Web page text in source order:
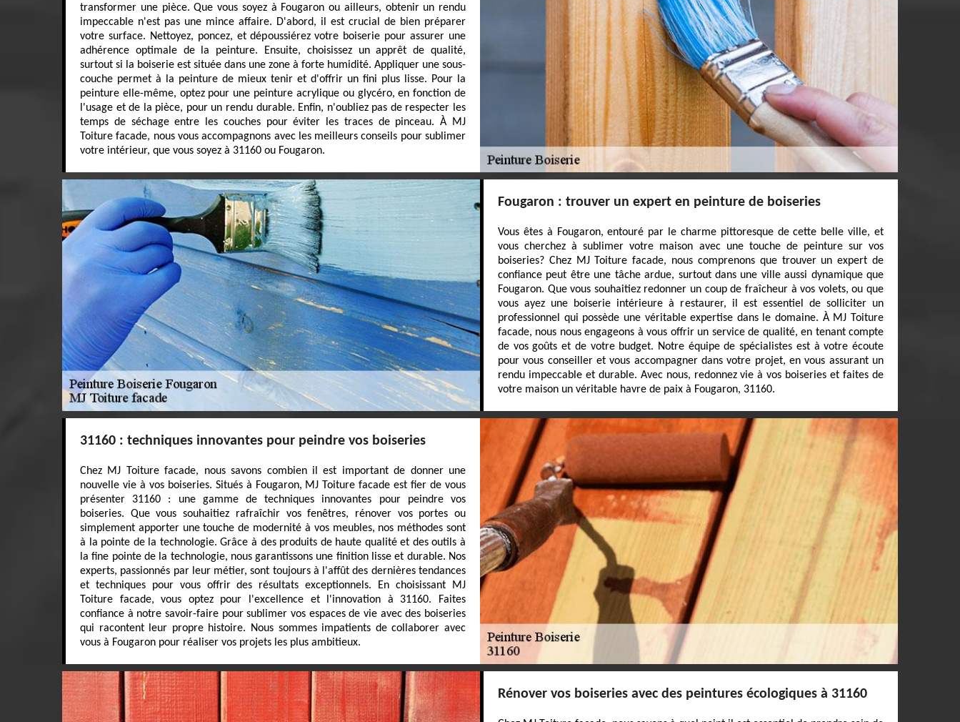
transformer une pièce. Que vous soyez à Fougaron ou ailleurs, obtenir un rendu
impeccable n'est pas une mince affaire. D'abord, il est crucial de bien préparer
votre surface. Nettoyez, poncez, et dépoussiérez votre boiserie pour assurer une
adhérence optimale de la peinture. Ensuite, choisissez un apprêt de qualité,
surtout si la boiserie est située dans une zone à forte humidité. Appliquer une sous-
couche permet à la peinture de mieux tenir et d'offrir un fini plus lisse. Pour la
peinture elle-même, optez pour une peinture acrylique ou glycéro, en fonction de
l'usage et de la pièce, pour un rendu durable. Enfin, n'oubliez pas de respecter les
temps de séchage entre les couches pour éviter les traces de pinceau. À MJ
Toiture facade, nous vous accompagnons avec les meilleurs conseils pour sublimer
votre intérieur, que vous soyez à 31160 ou Fougaron.
Fougaron : trouver un expert en peinture de boiseries
Vous êtes à Fougaron, entouré par le charme pittoresque de cette belle ville, et
vous cherchez à sublimer votre maison avec une touche de peinture sur vos
boiseries? Chez MJ Toiture facade, nous comprenons que trouver un expert de
confiance peut être une tâche ardue, surtout dans une ville aussi dynamique que
Fougaron. Que vous souhaitiez redonner un coup de fraîcheur à vos volets, ou que
vous ayez une boiserie intérieure à restaurer, il est essentiel de solliciter un
professionnel qui possède une véritable expertise dans le domaine. À MJ Toiture
facade, nous nous engageons à vous offrir un service de qualité, en tenant compte
de vos goûts et de votre budget. Notre équipe de spécialistes est à votre écoute
pour vous conseiller et vous accompagner dans votre projet, en vous assurant un
rendu impeccable et durable. Avec nous, redonnez vie à vos boiseries et faites de
votre maison un véritable havre de paix à Fougaron, 31160.
31160 : techniques innovantes pour peindre vos boiseries
Chez MJ Toiture facade, nous savons combien il est important de donner une
nouvelle vie à vos boiseries. Situés à Fougaron, MJ Toiture facade est fier de vous
présenter 31160 : une gamme de techniques innovantes pour peindre vos
boiseries. Que vous souhaitiez rafraîchir vos fenêtres, rénover vos portes ou
simplement apporter une touche de modernité à vos meubles, nos méthodes sont
à la pointe de la technologie. Grâce à des produits de haute qualité et des outils à
la fine pointe de la technologie, nous garantissons une finition lisse et durable. Nos
experts, passionnés par leur métier, sont toujours à l'affût des dernières tendances
et techniques pour vous offrir des résultats exceptionnels. En choisissant MJ
Toiture facade, vous optez pour l'excellence et l'innovation à 31160. Faites
confiance à notre savoir-faire pour sublimer vos espaces de vie avec des boiseries
qui racontent leur propre histoire. Nous sommes impatients de collaborer avec
vous à Fougaron pour réaliser vos projets les plus ambitieux.
Rénover vos boiseries avec des peintures écologiques à 31160